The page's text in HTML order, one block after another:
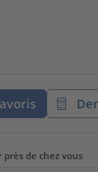
de chez vous